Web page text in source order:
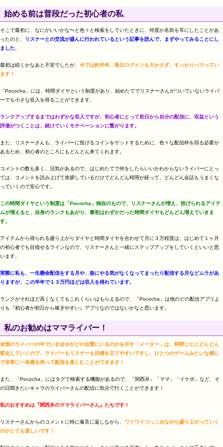
始める前は普段だった初心者の私
そこで最初に、なにがいいかな〜と色々と検索をしていたときに、何度か名前を耳にしたことがあ
ったのと、
リスナーとの交流が盛んに行われているという記事を読んで、まずやってみることにし
ました
最初は続くかなあと不安でしたが、 今では約半年、毎日ログインも欠かさず、すっかりハマってい
ます！
「Pococha」には、時間ダイヤという制度があり、始めたてでリスナーさんがついていないライバ
ーでも小さな収入を得ることができます。
ランクアップするまではわずかな収入ですが、初心者にとって初日から自分の配信に、収益という
評価がつくことは、続けていくモチベーションに繋がります。
また、リスナーさんも、ライバーに投げるコインをゲットするために、色々な配信枠を回る必要が
あるため、初心者のところにもどんどん来てくれます。
コメントの数も多く、活気があるので、はじめたてで何をしたらいいかわからないライバーにとっ
ては、コメントを読み上げて挨拶しているだけでどんどん時間が経って、どんどん会話もうまくな
っていくので安心です。
この時間ダイヤという制度は「Pococha」独自のもので、リスナーさんが増え、投げられるアイテ
ムが増えると、自身のランクもあがり、最初はわずかだった時間ダイヤもどんどん増えていきま
す。
アイテムから得られる盛り上がりダイヤと時間ダイヤを合わせて月に３万程度は、はじめて１ヶ月
の初心者でも目指せるラインなので、リスナーさんと一緒にステップアップをしていくといいと思
います。
実際に私も、一生懸命配信をする月や、急にやる気がなくなってまったり配信する月などムラがあ
りますが、この半年で１３万円ほどは収入を得れています。
ランクがそれほど高くなくてもこれくらいはもらえるので、「Pococha」は他のどの配信アプリよ
りも『初心者が初日から稼ぎやすい』アプリなのではないかなと思います。
私のお勧めはママライバー！
全部のライバーの中でいま自分がどの位置にいるのかを示す「メーター」は、時間ごとにどんどん
変化していくので、ライバーもリスナーも目標を立てやすいですし、ひとつのゲームみたいな感じ
で非常に一体感を持って配信を楽しむことができます！
また、「Pococha」にはタグで検索する機能があるので、「関西弁」「ママ」「イケボ」など、そ
の日聞きたいキャラのライバーさんの配信に気分で行くことができます！
私のおすすめは『関西弁のママライバーさん』たちです！
リスナーさんからのコメントに時に毒舌に返しながら、 ワイワイつっこみながら盛り上がっていく
のがとても楽しいです！